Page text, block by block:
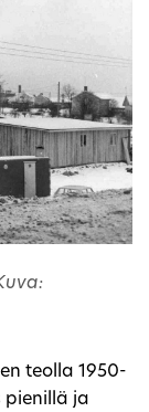
teolla 1950-
pienillä ja